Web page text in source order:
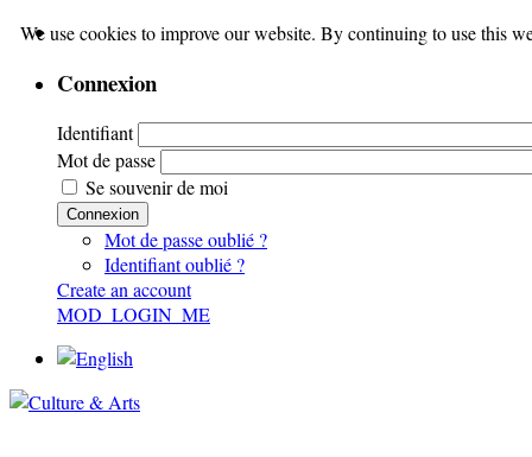
Connexion
Identifiant
Mot de passe
Se souvenir de moi
Connexion
Mot de passe oublié ?
Identifiant oublié ?
Create an account
MOD_LOGIN_ME
We use cookies to improve our website. By continuing to use this